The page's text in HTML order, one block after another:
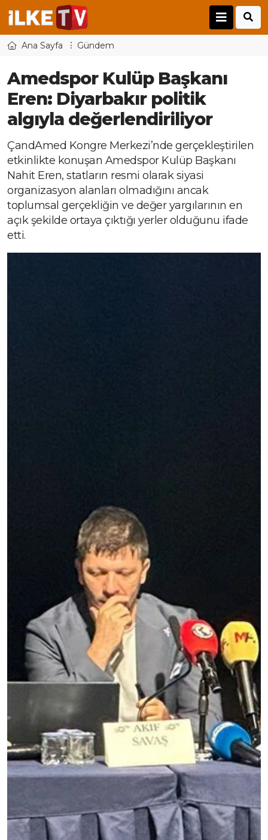
Ana Sayfa Gündem
Amedspor Kulüp Başkanı
Eren: Diyarbakır politik
algıyla değerlendiriliyor
ÇandAmed Kongre Merkezi’nde gerçekleştirilen
etkinlikte konuşan Amedspor Kulüp Başkanı
Nahit Eren, statların resmi olarak siyasi
organizasyon alanları olmadığını ancak
toplumsal gerçekliğin ve değer yargılarının en
açık şekilde ortaya çıktığı yerler olduğunu ifade
etti.